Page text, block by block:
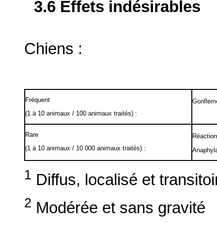
3.6 Effets indésirables
Chiens :
Fréquent
(1 à 10 animaux / 100 animaux traités) :
Rare
(1 à 10 animaux / 10 000 animaux traités) :
1 Diffus, localisé et
2 Modérée et sans gravité